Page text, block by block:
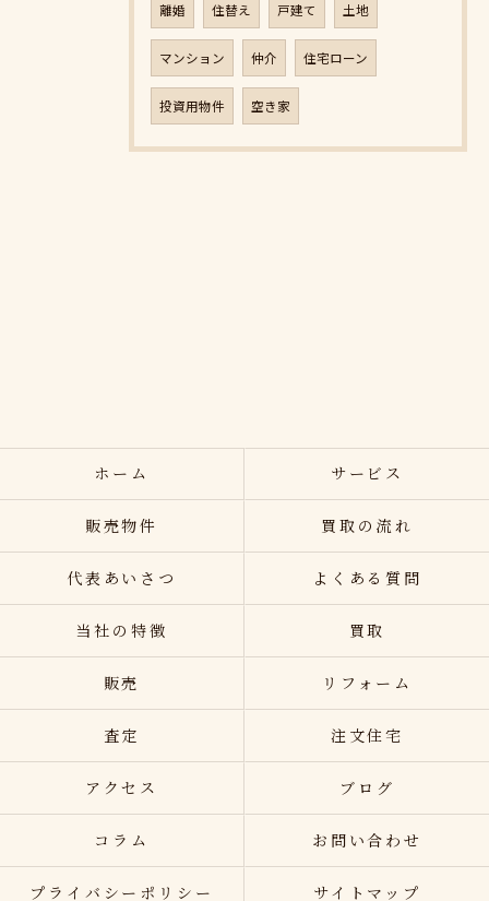
離婚 住替え 戸建て 土地
マンション 仲介 住宅ローン
投資用物件 空き家
ホーム サービス
販売物件 買取の流れ
代表あいさつ よくある質問
当社の特徴 買取
販売 リフォーム
査定 注文住宅
アクセス ブログ
コラム お問い合わせ
プライバシーポリシー サイトマップ